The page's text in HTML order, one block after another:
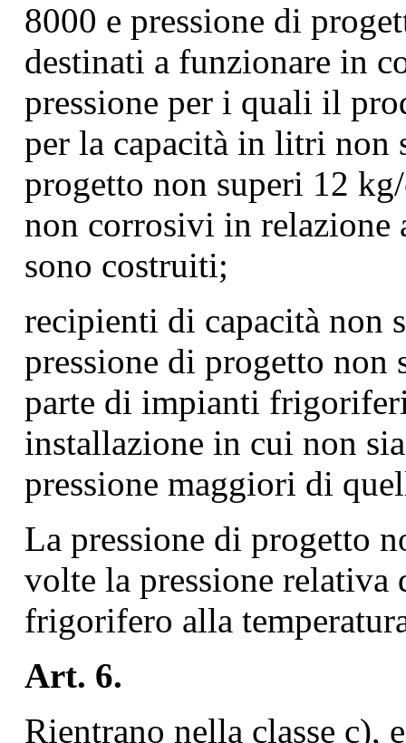
8000 e pressione di
destinati a funzionare in
pressione per i quali il
per la capacità in litri non
progetto non superi 12
non corrosivi in relazione
sono costruiti;
recipienti di capacità non
pressione di progetto non
parte di impianti
installazione in cui non
pressione maggiori di
La pressione di progetto
volte la pressione
frigorifero alla
Art. 6.
Rientrano nella classe c),